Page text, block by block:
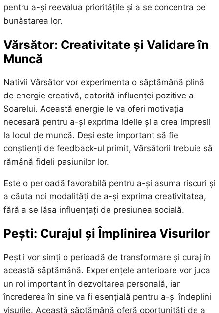
pentru a-și reevalua prioritățile și a se concentra pe
bunăstarea lor.
Vărsător: Creativitate și Validare în
Muncă
Nativii Vărsător vor experimenta o săptămână plină
de energie creativă, datorită influenței pozitive a
Soarelui. Această energie le va oferi motivația
necesară pentru a-și exprima ideile și a crea impresii
la locul de muncă. Deși este important să fie
conștienți de feedback-ul primit, Vărsătorii trebuie să
rămână fideli pasiunilor lor.
Este o perioadă favorabilă pentru a-și asuma riscuri și
a căuta noi modalități de a-și exprima creativitatea,
fără a se lăsa influențați de presiunea socială.
Pești: Curajul și Împlinirea Visurilor
Peștii vor simți o perioadă de transformare și curaj în
această săptămână. Experiențele anterioare vor juca
un rol important în dezvoltarea personală, iar
încrederea în sine va fi esențială pentru a-și îndeplini
visurile. Această săptămână oferă oportunități de a